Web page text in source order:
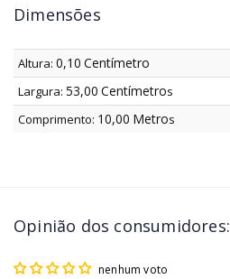
Dimensões
Altura: 0,10 Centímetro
Largura: 53,00 Centímetros
Comprimento: 10,00 Metros
Opinião dos consumidores:
nenhum voto